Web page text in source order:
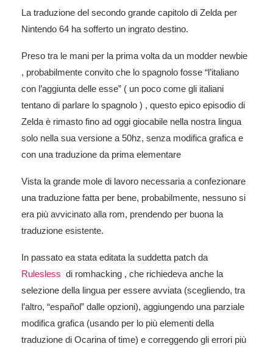
La traduzione del secondo grande capitolo di Zelda per
Nintendo 64 ha sofferto un ingrato destino.
Preso tra le mani per la prima volta da un modder newbie
, probabilmente convito che lo spagnolo fosse “l’italiano
con l’aggiunta delle esse” ( un poco come gli italiani
tentano di parlare lo spagnolo ) , questo epico episodio di
Zelda è rimasto fino ad oggi giocabile nella nostra lingua
solo nella sua versione a 50hz, senza modifica grafica e
con una traduzione da prima elementare
Vista la grande mole di lavoro necessaria a confezionare
una traduzione fatta per bene, probabilmente, nessuno si
era più avvicinato alla rom, prendendo per buona la
traduzione esistente.
In passato ea stata editata la suddetta patch da
Rulesless di romhacking , che richiedeva anche la
selezione della lingua per essere avviata (scegliendo, tra
l’altro, “español” dalle opzioni), aggiungendo una parziale
modifica grafica (usando per lo più elementi della
traduzione di Ocarina of time) e correggendo gli errori più